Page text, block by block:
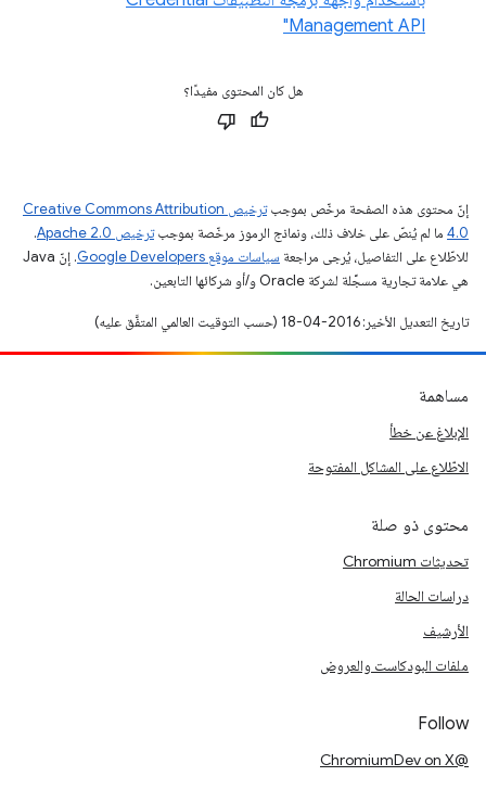
Management API"
هل كان المحتوى مفيدًا؟
إنّ محتوى هذه الصفحة مرخّص بموجب
ترخيص Creative Commons Attribution
4.0‏ ما لم يُنصّ على خلاف ذلك، ونماذج الرموز مرخّصة بموجبترخيص Apache 2.0‏
.
للاطّلاع على التفاصيل، يُرجى مراجعة سياسات موقع Google Developers‏
. إنّ Java
هي علامة تجارية مسجَّلة لشركة Oracle و/أو شركائها التابعين.
تاريخ التعديل الأخير: 2016-04-18 (حسب التوقيت العالمي المتفَّق عليه)
مساهمة
الإبلاغ عن خطأ
الاطّلاع على المشاكل المفتوحة
محتوى ذو صلة
تحديثات Chromium
دراسات الحالة
الأرشيف
ملفات البودكاست والعروض
Follow
@ChromiumDev on X